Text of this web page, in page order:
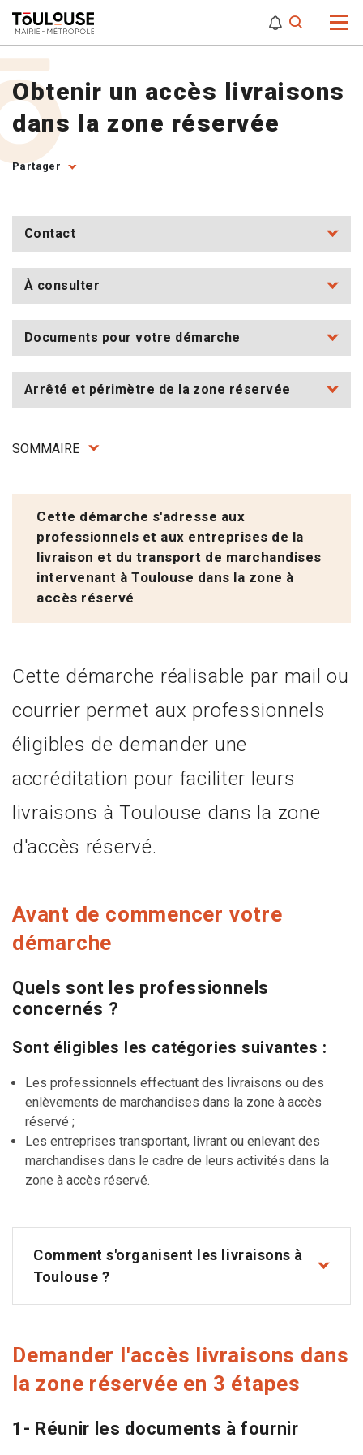
Obtenir un accès livraisons
dans la zone réservée
Partager
Contact
À consulter
Documents pour votre démarche
Arrêté et périmètre de la zone réservée
SOMMAIRE
Cette démarche s'adresse aux
professionnels et aux entreprises de la
livraison et du transport de marchandises
intervenant à Toulouse dans la zone à
accès réservé
Cette démarche réalisable par mail ou
courrier permet aux professionnels
éligibles de demander une
accréditation pour faciliter leurs
livraisons à Toulouse dans la zone
d'accès réservé.
Avant de commencer votre
démarche
Quels sont les professionnels
concernés ?
Sont éligibles les catégories suivantes :
Les professionnels effectuant des livraisons ou des
enlèvements de marchandises dans la zone à accès
réservé ;
Les entreprises transportant, livrant ou enlevant des
marchandises dans le cadre de leurs activités dans la
zone à accès réservé.
Comment s'organisent les livraisons à
Toulouse ?
Demander l'accès livraisons dans
la zone réservée en 3 étapes
1- Réunir les documents à fournir